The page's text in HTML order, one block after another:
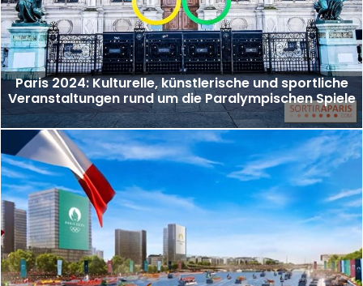
Paris 2024: Kulturelle, künstlerische und sportliche
Veranstaltungen rund um die Paralympischen Spiele